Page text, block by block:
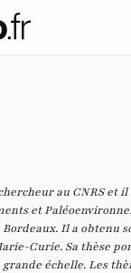
au CNRS et
et
Il a obtenu
Curie. Sa thèse
échelle. Les